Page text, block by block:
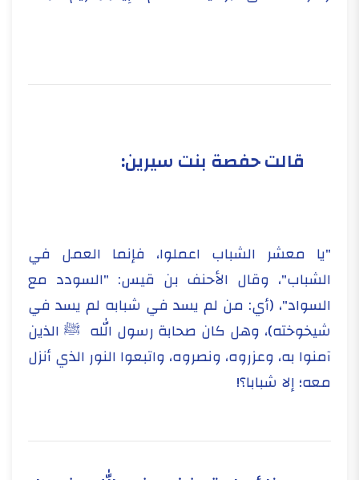
قالت حفصة بنت سيرين:
"يا معشر الشباب اعملوا، فإنما العمل في
الشباب"، وقال الأحنف بن قيس: "السودد مع
السواد"، (أي: من لم يسد في شبابه لم يسد في
شيخوخته)، وهل كان صحابة رسول الله ﷺ الذين
آمنوا به، وعزروه، ونصروه، واتبعوا النور الذي أنزل
معه؛ إلا شبابا؟!